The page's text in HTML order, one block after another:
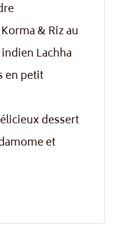
& Riz au
Lachha
en petit
dessert
et